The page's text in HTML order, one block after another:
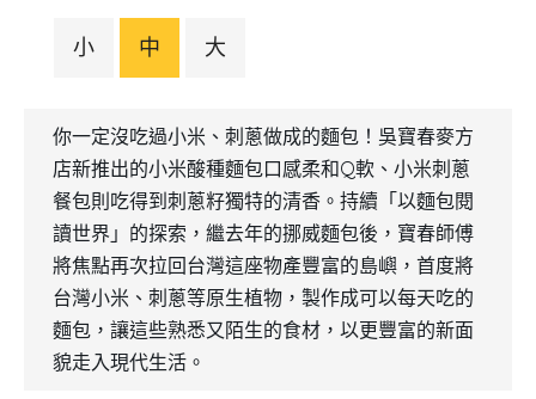
小 中 大
你一定沒吃過小米、刺蔥做成的麵包！吳寶春麥方
店新推出的小米酸種麵包口感柔和Q軟、小米刺蔥
餐包則吃得到刺蔥籽獨特的清香。持續「以麵包閱
讀世界」的探索，繼去年的挪威麵包後，寶春師傅
將焦點再次拉回台灣這座物產豐富的島嶼，首度將
台灣小米、刺蔥等原生植物，製作成可以每天吃的
麵包，讓這些熟悉又陌生的食材，以更豐富的新面
貌走入現代生活。